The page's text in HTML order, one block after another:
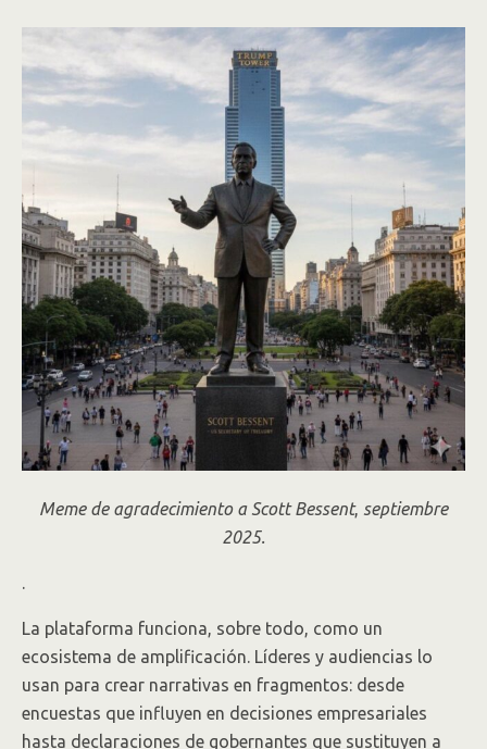
Meme de agradecimiento a Scott Bessent, septiembre
2025.
.
La plataforma funciona, sobre todo, como un
ecosistema de amplificación. Líderes y audiencias lo
usan para crear narrativas en fragmentos: desde
encuestas que influyen en decisiones empresariales
hasta declaraciones de gobernantes que sustituyen a